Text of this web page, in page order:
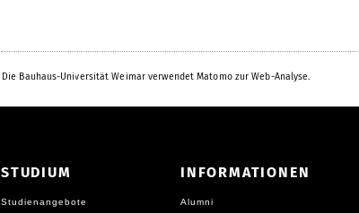
Die Bauhaus-Universität Weimar verwendet Matomo zur Web-Analyse.
STUDIUM
Studienangebote
INFORMATIONEN
Alumni